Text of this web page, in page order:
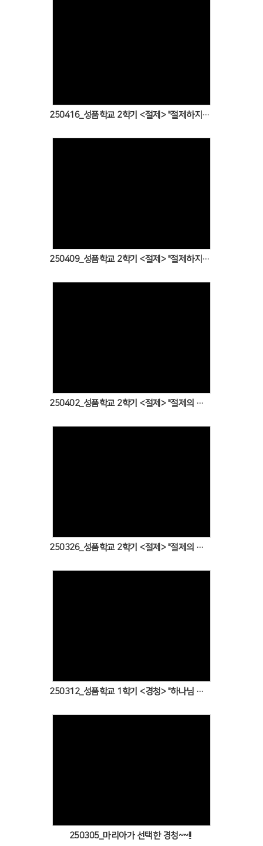
250416_성품학교 2학기 <절제> "절제하지 못한 지도자의 실수"
250409_성품학교 2학기 <절제> "절제하지 못한 비극의 왕 사울"
250402_성품학교 2학기 <절제> "절제의 성품으로 성공한 다니엘"
250326_성품학교 2학기 <절제> "절제의 성품으로 시험을 이기신 예수님"
250312_성품학교 1학기 <경청> "하나님 말씀에 경청하는 우리는 성품학교~!!"
250305_마리아가 선택한 경청~~!!